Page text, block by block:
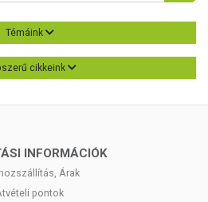
Témáink
cikkeink
INFORMÁCIÓK
Árak
pontok